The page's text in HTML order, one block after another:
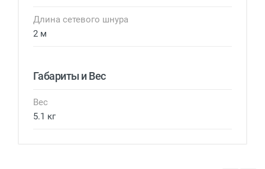
Длина сетевого шнура
2 м
Габариты и Вес
Вес
5.1 кг